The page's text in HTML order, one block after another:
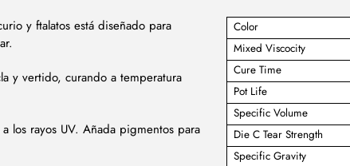
y ftalatos está diseñado para
y vertido, curando a temperatura
los rayos UV. Añada pigmentos para
Color
Mixed Viscocity
Cure Time
Pot Life
Specific Volume
Die C Tear Strength
Specific Gravity